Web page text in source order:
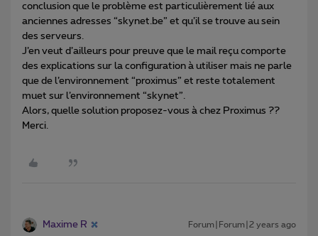
conclusion que le problème est particulièrement lié aux
anciennes adresses “skynet.be” et qu’il se trouve au sein
des serveurs.
J’en veut d’ailleurs pour preuve que le mail reçu comporte
des explications sur la configuration à utiliser mais ne parle
que de l’environnement “proximus” et reste totalement
muet sur l’environnement “skynet”.
Alors, quelle solution proposez-vous à chez Proximus ??
Merci.
Maxime R Forum|Forum|2 years ago